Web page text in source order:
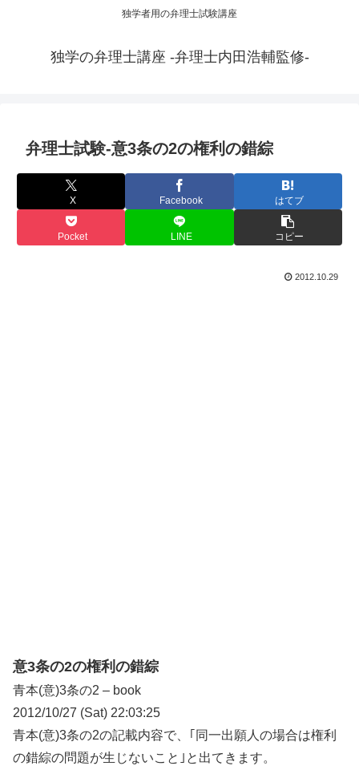
独学者用の弁理士試験講座
独学の弁理士講座 -弁理士内田浩輔監修-
弁理士試験-意3条の2の権利の錯綜
X Facebook はてブ
Pocket LINE コピー
2012.10.29
意3条の2の権利の錯綜
青本(意)3条の2 – book
2012/10/27 (Sat) 22:03:25
青本(意)3条の2の記載内容で、｢同一出願人の場合は権利
の錯綜の問題が生じないこと｣と出てきます。